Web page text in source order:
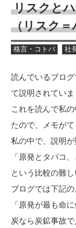
リスクと
（リスク＝
格言・コトバ 社
読んでいるブロ
て説明されていま
これを読んで私
たので、メモがて
私の中で、説明
「原発とタバコ
という比較の難し
ブログでは下記
「原発が最も命
炭なら炭鉱事故